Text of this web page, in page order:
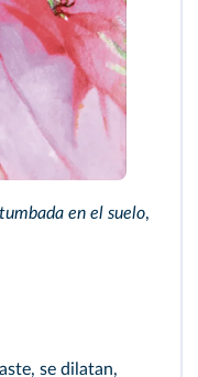
en el suelo,
se dilatan,